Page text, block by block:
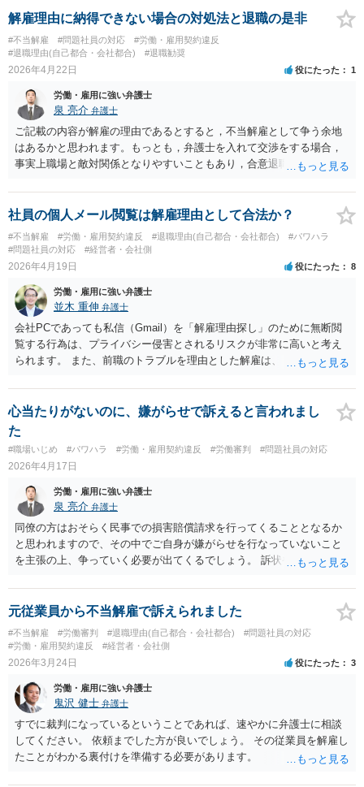
解雇理由に納得できない場合の対処法と退職の是非
#不当解雇 #問題社員の対応
#労働・雇用契約違反
#退職理由(自己都合・会社都合)
#退職勧奨
2026年4月22日 役にたった 1
労働・雇用に強い弁護士
泉 亮介 弁護士
ご記載の内容が解雇の理由であるとすると，不当解雇として争う余地
はあるかと思われます。もっとも，弁護士を入れて交渉をする場合，
事実上職場と敵対関係となりやすいこともあり，合意退職として退職
社員の個人メール閲覧は解雇理由として合法か？
#不当解雇 #労働・雇用契約違反 #退職理由(自己都合・会社都合)
#パワハラ
#問題社員の対応
#経営者・会社側
2026年4月19日 役にたった 8
労働・雇用に強い弁護士
並木 重伸 弁護士
会社PCであっても私信（Gmail）を「解雇理由探し」のために無断閲
覧する行為は、プライバシー侵害とされるリスクが非常に高いと考え
られます。 また、前職のトラブルを理由とした解雇は、 採用時に虚偽
メールの内容には触れず、現在の「素行の悪さ」に関する事情を具体
的に記録してください。注意・指導を繰り返しても改善されないとい
うプロセスを積み上げ、段階的に懲戒や退職勧奨を検討するのが安全
な進め方です。
心当たりがないのに、嫌がらせで訴えると言われまし
た
#職場いじめ #パワハラ #労働・雇用契約違反 #労働審判 #問題社員の対応
2026年4月17日
労働・雇用に強い弁護士
泉 亮介 弁護士
同僚の方はおそらく民事での損害賠償請求を行ってくることとなるか
と思われますので、その中でご自身が嫌がらせを行なっていないこと
を主張の上、争っていく必要が出てくるでしょう。 訴状や内容証明等
元従業員から不当解雇で訴えられました
#不当解雇 #労働審判 #退職理由(自己都合・会社都合)
#問題社員の対応
#労働・雇用契約違反
#経営者・会社側
2026年3月24日 役にたった 3
労働・雇用に強い弁護士
鬼沢 健士 弁護士
すでに裁判になっているということであれば、速やかに弁護士に相談
してください。 依頼までした方が良いでしょう。 その従業員を解雇し
たことがわかる裏付けを準備する必要があります。